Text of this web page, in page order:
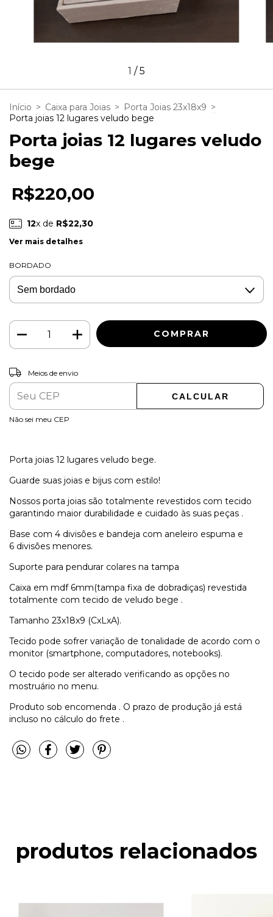
1 /5
Início > Caixa para Joias > Porta Joias 23x18x9 >
Porta joias 12 lugares veludo bege
Porta joias 12 lugares veludo
bege
R$220,00
12x de R$22,30
Ver mais detalhes
BORDADO
Entregas para o CEP:
Meios de envio
CALCULAR
Não sei meu CEP
Porta joias 12 lugares veludo bege.
Guarde suas joias e bijus com estilo!
Nossos porta joias são totalmente revestidos com tecido
garantindo maior durabilidade e cuidado às suas peças .
Base com 4 divisões e bandeja com aneleiro espuma e
6 divisões menores.
Suporte para pendurar colares na tampa
Caixa em mdf 6mm(tampa fixa de dobradiças) revestida
totalmente com tecido de veludo bege .
Tamanho 23x18x9 (CxLxA).
Tecido pode sofrer variação de tonalidade de acordo com o
monitor (smartphone, computadores, notebooks).
O tecido pode ser alterado verificando as opções no
mostruário no menu.
Produto sob encomenda . O prazo de produção já está
incluso no cálculo do frete .
produtos relacionados